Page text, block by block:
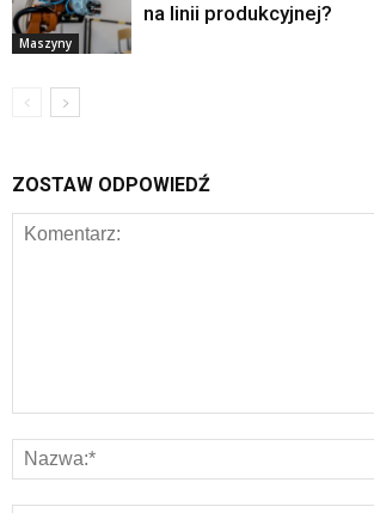
Maszyny
na linii produkcyjnej?
ZOSTAW ODPOWIEDŹ